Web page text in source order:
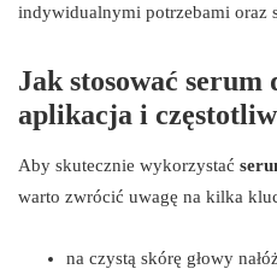
indywidualnymi potrzebami oraz
Jak stosować serum
aplikacja i
Aby skutecznie wykorzystać
warto zwrócić uwagę na kilka
na czystą skórę głowy